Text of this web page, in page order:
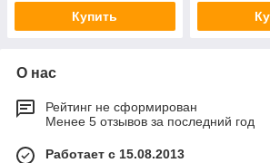
Купить
О нас
Рейтинг не сформирован
Менее 5 отзывов за последний год
Работает с 15.08.2013